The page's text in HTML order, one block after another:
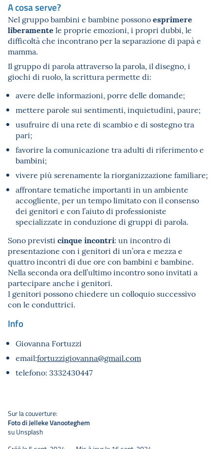
A cosa serve?
Nel gruppo bambini e bambine possonoesprimere
liberamente le proprie emozioni, i propri dubbi, le
difficoltà che incontrano per la separazione di papà e
mamma.
Il gruppo di parola attraverso la parola, il disegno, i
giochi di ruolo, la scrittura permette di:
avere delle informazioni, porre delle domande;
mettere parole sui sentimenti, inquietudini, paure;
usufruire di una rete di scambio e di sostegno tra
pari;
favorire la comunicazione tra adulti di riferimento e
bambini;
vivere più serenamente la riorganizzazione familiare;
affrontare tematiche importanti in un ambiente
accogliente, per un tempo limitato con il consenso
dei genitori e con l’aiuto di professioniste
specializzate in conduzione di gruppi di parola.
Sono previsti cinque incontri: un incontro di
presentazione con i genitori di un’ora e mezza e
quattro incontri di due ore con bambini e bambine.
Nella seconda ora dell’ultimo incontro sono invitati a
partecipare anche i genitori.
I genitori possono chiedere un colloquio successivo
con le conduttrici.
Info
Giovanna Fortuzzi
email:fortuzzigiovanna@gmail.com
telefono: 3332430447
Sur la couverture:
Foto di Jelleke Vanooteghem
su Unsplash